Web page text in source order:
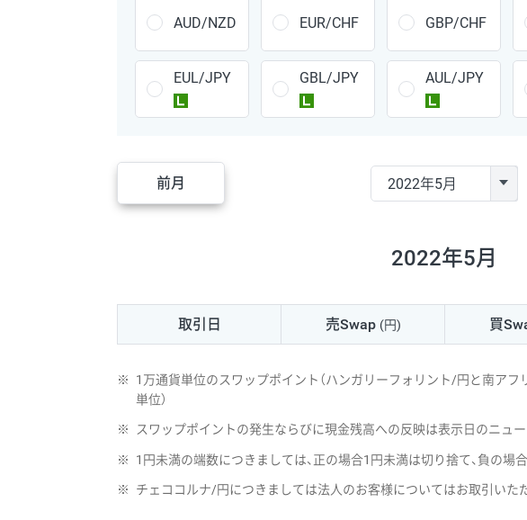
PLN/JPY 35円
HUF/JPY 16円
ZAR/JPY 130円
MXN/JPY 140円
AUD/USD
EUR/AUD 103円
AUD/NZD EUR/CHF GBP/CHF
EUL/JPY
GBL/JPY
AUL/JPY
前月
2022年5月
取引日 売Swap (円) 買
※
1万通貨単位のスワップポイント（ハンガリーフォリント/円と南ア
単位）
※ スワップポイントの発生ならびに現金残高への反映は表示日のニュ
※ 1円未満の端数につきましては、正の場合1円未満は切り捨て、負の場
※ チェココルナ/円につきましては法人のお客様についてはお取引いた